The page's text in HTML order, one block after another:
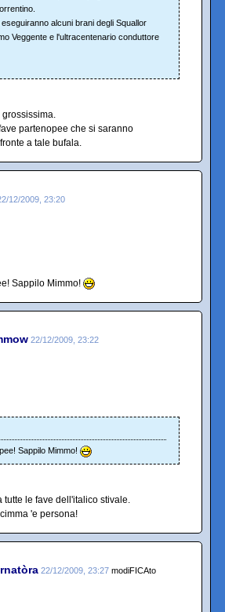
alcuni brani degli Squallor
Veggente e l'ultracentenario conduttore
grossissima.
partenopee che si saranno
a tale bufala.
12/2009, 23:20
Sappilo Mimmo!
22/12/2009, 23:22
Sappilo Mimmo!
tutte le fave dell'italico stivale.
'e persona!
22/12/2009, 23:27 modiFICAto